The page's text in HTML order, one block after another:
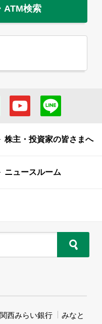
ATM検索
株主・投資家の皆さまへ
ニュースルーム
関西みらい銀行 みなと